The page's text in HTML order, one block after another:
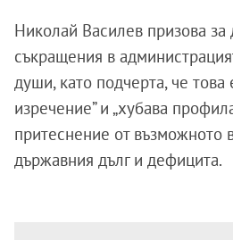
Николай Василев призова за
съкращения в
души, като подчерта, че това
изречение” и „хубава
притеснение от възможното
държавния дълг и дефицита.